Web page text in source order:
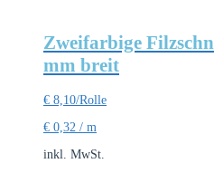
Zweifarbige
mm breit
€ 8,10/Rolle
€ 0,32 / m
inkl. MwSt.